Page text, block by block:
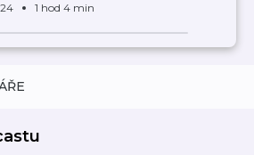
1 hod 4 min